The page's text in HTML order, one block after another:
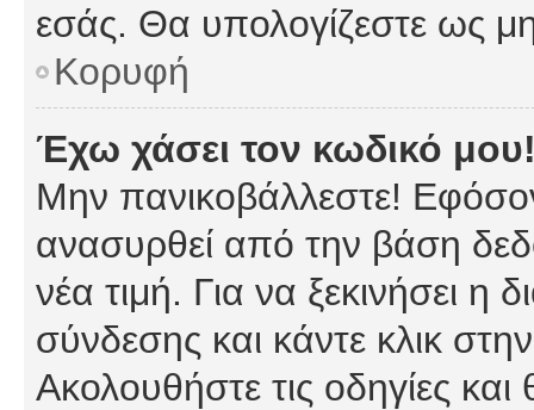
εσάς. Θα υπολογίζεστε ως
Κορυφή
Έχω χάσει τον κωδικό
Μην πανικοβάλλεστε!
ανασυρθεί από την βάση
νέα τιμή. Για να ξεκινήσει η
σύνδεσης και κάντε κλικ
Ακολουθήστε τις οδηγίες